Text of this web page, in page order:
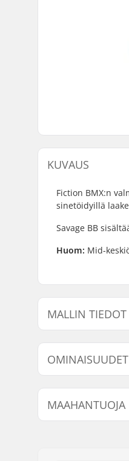
KUVAUS
Fiction BMX:n
sinetöidyillä
Savage BB
Huom: Mid-
MALLIN TIEDOT
OMINAISUUDET
Keskiö:
MAAHANTUOJA